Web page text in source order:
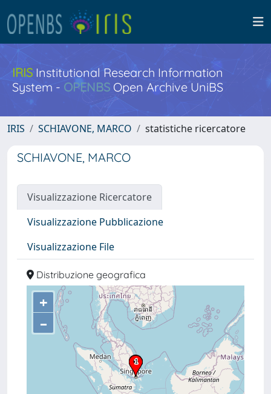
IRISInstitutional Research Information
System - OPENBS Open Archive UniBS
IRIS SCHIAVONE, MARCO statistiche ricercatore
SCHIAVONE, MARCO
Visualizzazione Ricercatore
Visualizzazione Pubblicazione
Visualizzazione File
Distribuzione geografica
+
–